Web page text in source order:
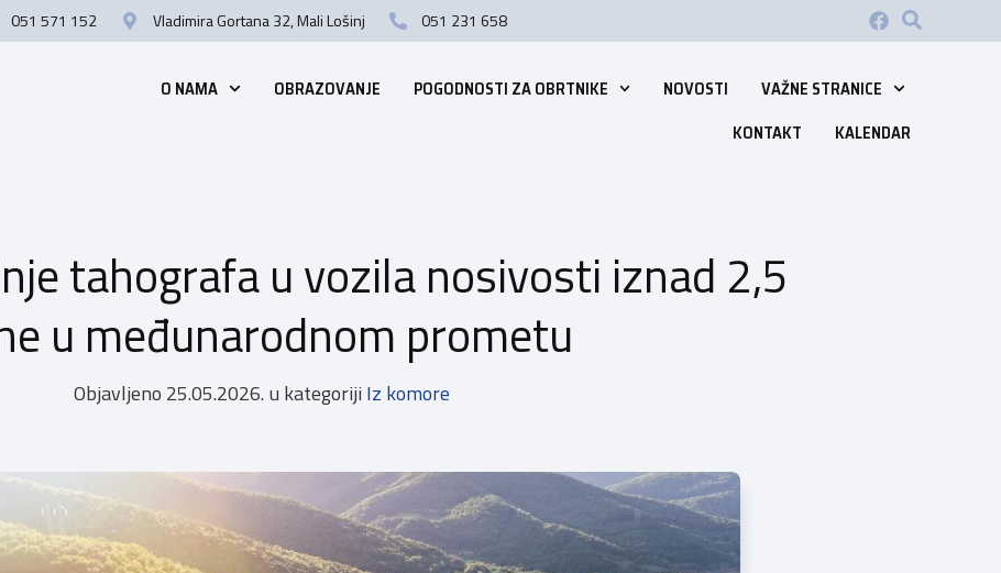
051 571 152 Vladimira Gortana 32, Mali Lošinj 051 231 658
O NAMA OBRAZOVANJE POGODNOSTI ZA OBRTNIKE NOVOSTI
VAŽNE STRANICE
KONTAKT
KALENDAR
tahografa u vozila nosivosti iznad 2,5
u međunarodnom prometu
Objavljeno 25.05.2026. u kategoriji Iz komore